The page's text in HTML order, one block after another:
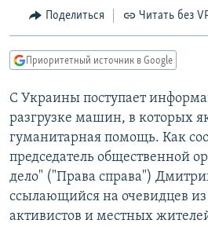
Вернутся
главной
навигации
Вернутся
поиску
МНЕНИЯ
IDEL.РЕАЛИИ
КАВКАЗ.РЕАЛИИ
СЕВЕР.РЕАЛИИ
СИБИРЬ.РЕАЛИИ
РАСПИСАНИЕ ВЕЩАНИЯ
ПОДПИШИТЕСЬ НА РАССЫЛКУ
Поделиться Читать без
Приоритетный источник в Google
С Украины поступает
разгрузке машин, в которых
гуманитарная помощь. Как
председатель общественной
дело" ("Права справа")
ссылающийся на очевидцев из
активистов и местных